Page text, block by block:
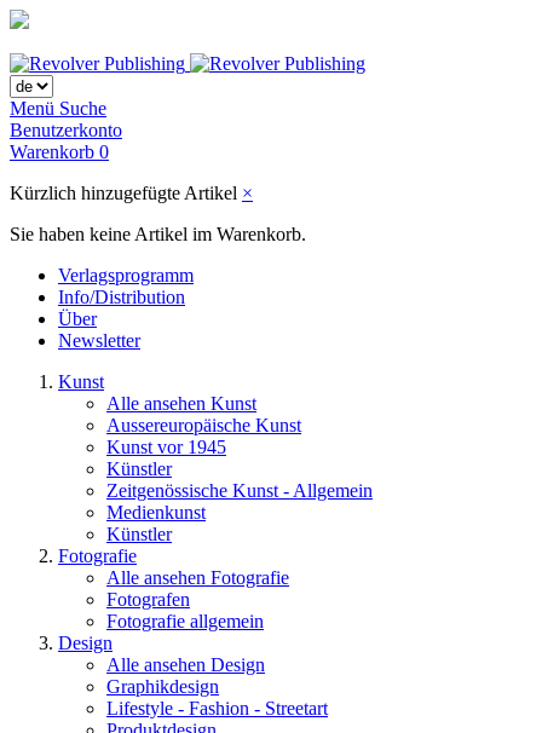
Menü Suche
Benutzerkonto
Warenkorb 0
Kürzlich hinzugefügte Artikel ×
Sie haben keine Artikel im Warenkorb.
Verlagsprogramm
Info/Distribution
Über
Newsletter
Kunst
Alle ansehen Kunst
Aussereuropäische Kunst
Kunst vor 1945
Künstler
Zeitgenössische Kunst - Allgemein
Medienkunst
Künstler
Fotografie
Alle ansehen Fotografie
Fotografen
Fotografie allgemein
Design
Alle ansehen Design
Graphikdesign
Lifestyle - Fashion - Streetart